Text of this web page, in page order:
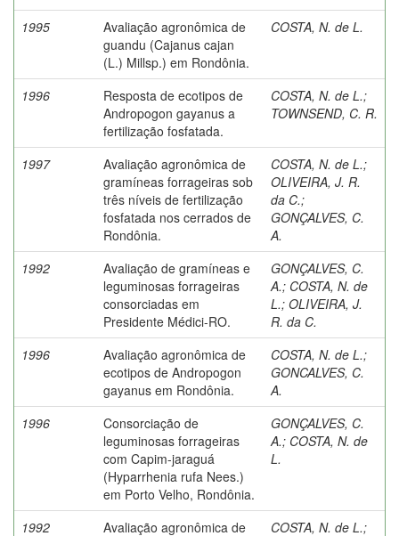
1995
Avaliação agronômica de
guandu (Cajanus cajan
(L.) Millsp.) em Rondônia.
COSTA, N. de L.
1996
Resposta de ecotipos de
Andropogon gayanus a
fertilização fosfatada.
COSTA, N. de L.;
TOWNSEND, C. R.
1997
Avaliação agronômica de
gramíneas forrageiras sob
três níveis de fertilização
fosfatada nos cerrados de
Rondônia.
COSTA, N. de L.;
OLIVEIRA, J. R.
da C.;
GONÇALVES, C.
A.
1992
Avaliação de gramíneas e
leguminosas forrageiras
consorciadas em
Presidente Médici-RO.
GONÇALVES, C.
A.; COSTA, N. de
L.; OLIVEIRA, J.
R. da C.
1996
Avaliação agronômica de
ecotipos de Andropogon
gayanus em Rondônia.
COSTA, N. de L.;
GONCALVES, C.
A.
1996
Consorciação de
leguminosas forrageiras
com Capim-jaraguá
(Hyparrhenia rufa Nees.)
em Porto Velho, Rondônia.
GONÇALVES, C.
A.; COSTA, N. de
L.
1992
Avaliação agronômica de
COSTA, N. de L.;